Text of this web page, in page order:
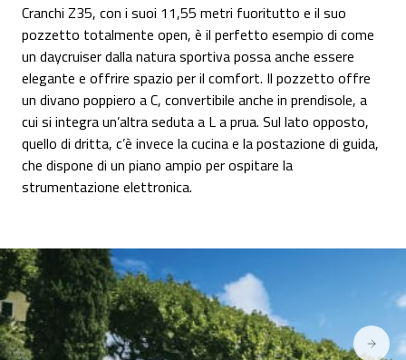
Cranchi Z35, con i suoi 11,55 metri fuoritutto e il suo
pozzetto totalmente open, è il perfetto esempio di come
un daycruiser dalla natura sportiva possa anche essere
elegante e offrire spazio per il comfort. Il pozzetto offre
un divano poppiero a C, convertibile anche in prendisole, a
cui si integra un’altra seduta a L a prua. Sul lato opposto,
quello di dritta, c’è invece la cucina e la postazione di guida,
che dispone di un piano ampio per ospitare la
strumentazione elettronica.